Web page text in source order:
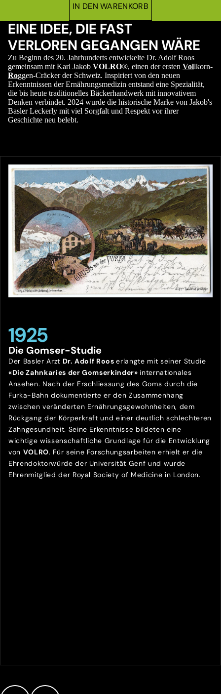
IN DEN WARENKORB
EINE IDEE, DIE FAST
VERLOREN GEGANGEN WÄRE
Zu Beginn des 20. Jahrhunderts entwickelte Dr. Adolf Roos
gemeinsam mit Karl Jakob VOLRO®, einen der ersten Vollkorn-
Roggen-Cräcker der Schweiz. Inspiriert von den neuen
Erkenntnissen der Ernährungsmedizin entstand eine Spezialität,
die bis heute traditionelles Bäckerhandwerk mit innovativem
Denken verbindet. 2024 wurde die historische Marke von Jakob's
Basler Leckerly mit viel Sorgfalt und Respekt vor ihrer
Geschichte neu belebt.
1925
Die Gomser-Studie
Der Basler Arzt Dr. Adolf Rooserlangte mit seiner Studie
«Die Zahnkaries der Gomserkinder» internationales
Ansehen. Nach der Erschliessung des Goms durch die
Furka-Bahn dokumentierte er den Zusammenhang
zwischen veränderten Ernährungsgewohnheiten, dem
Rückgang der Körperkraft und einer deutlich schlechteren
Zahngesundheit. Seine Erkenntnisse bildeten eine
wichtige wissenschaftliche Grundlage für die Entwicklung
von VOLRO. Für seine Forschungsarbeiten erhielt er die
Ehrendoktorwürde der Universität Genf und wurde
Ehrenmitglied der Royal Society of Medicine in London.